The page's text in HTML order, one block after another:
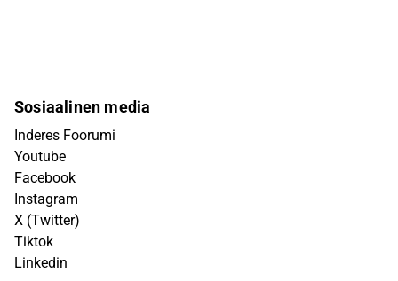
Sosiaalinen media
Inderes Foorumi
Youtube
Facebook
Instagram
X (Twitter)
Tiktok
Linkedin